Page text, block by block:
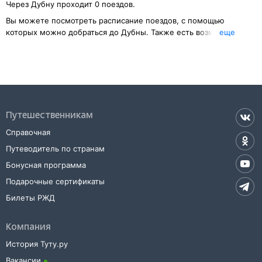
Через Дубну проходит 0 поездов.
Вы можете посмотреть расписание поездов, с помощью
которых можно добраться до Дубны. Также есть возможность
Также можно воспользоваться услугой заказа электронного ж/д
билета.
eще
Путешественникам
Справочная
Путеводитель по странам
Бонусная программа
Подарочные сертификаты
Билеты РЖД
Компания
История Туту.ру